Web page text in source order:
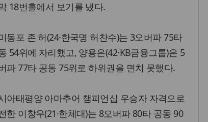
18번홀에서 보기를 냈다.
동포 존 허(24·한국명 허찬수)는 3오버파 75타
54위에 자리했고, 양용은(42·KB금융그룹)은 5
파 77타 공동 75위로 하위권을 면치 못했다.
아태평양 아마추어 챔피언십 우승자 자격으로
한 이창우(21·한체대)는 8오버파 80타 공동 90